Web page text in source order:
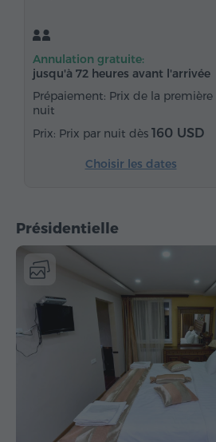
Chaussons
Chauffage Armoire
Canapé Fauteuil Chaise
Réveil
Moquette Réfrigérateur
Annulation gratuite:
jusqu'à 72 heures avant l'arrivée
Prépaiement: Prix de la première
nuit
Prix par nuit dès 160 USD
Choisir les dates
Présidentielle